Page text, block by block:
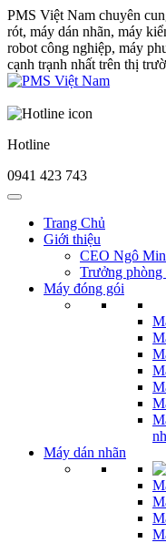
PMS Việt Nam chuyên
rót, máy dán nhãn, máy
robot công nghiệp, máy
cạnh trạnh nhất trên thị
Hotline
0941 423 743
Trang Chủ
Giới thiệu
CEO Ngô
Trưởng
Máy đóng gói
Máy dán nhãn